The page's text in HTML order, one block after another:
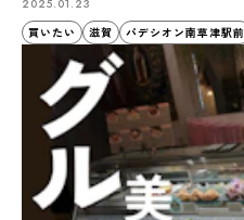
2025.01.23
買いたい
滋賀 パデシオン南草津駅前